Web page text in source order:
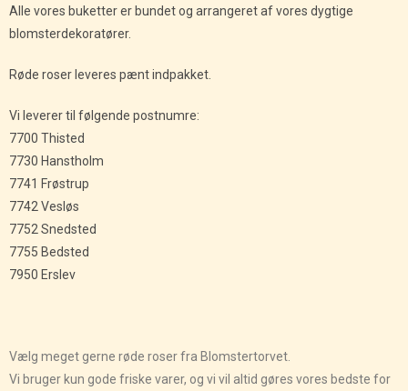
Alle vores buketter er bundet og arrangeret af vores dygtige
blomsterdekoratører.
Røde roser leveres pænt indpakket.
Vi leverer til følgende postnumre:
7700 Thisted
7730 Hanstholm
7741 Frøstrup
7742 Vesløs
7752 Snedsted
7755 Bedsted
7950 Erslev
Vælg meget gerne røde roser fra Blomstertorvet.
Vi bruger kun gode friske varer, og vi vil altid gøres vores bedste for